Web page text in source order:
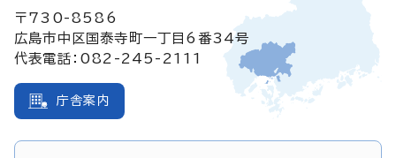
〒730-8586
広島市中区国泰寺町一丁目6番34号
代表電話：082-245-2111
庁舎案内